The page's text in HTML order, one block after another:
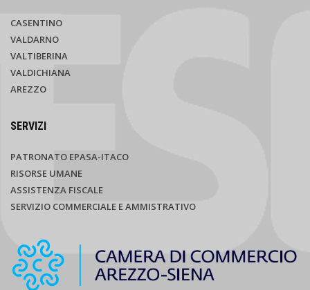
CASENTINO
VALDARNO
VALTIBERINA
VALDICHIANA
AREZZO
SERVIZI
PATRONATO EPASA-ITACO
RISORSE UMANE
ASSISTENZA FISCALE
SERVIZIO COMMERCIALE E AMMISTRATIVO